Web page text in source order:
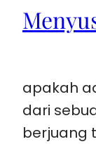
apakah
dari
berjuang